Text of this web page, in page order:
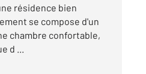
résidence bien
se compose d'un
chambre confortable,
d ...